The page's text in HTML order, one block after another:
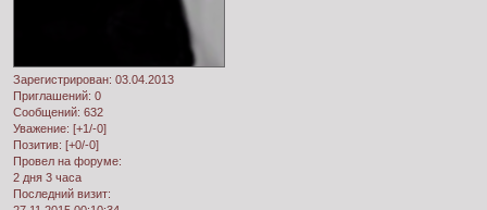
Зарегистрирован: 03.04.2013
Приглашений: 0
Сообщений: 632
Уважение: [+1/-0]
Позитив: [+0/-0]
Провел на форуме:
2 дня 3 часа
Последний визит: